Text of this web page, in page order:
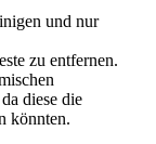
und nur
zu entfernen.
diese die
könnten.